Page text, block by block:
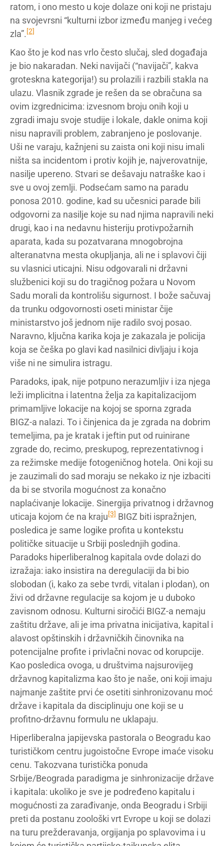
ratom, i ono mesto u koje dolaze oni koji ne pristaju
na svojevrsni “kulturni izbor između manjeg i većeg
zla”. [2]
Kao što je kod nas vrlo često slučaj, sled događaja
je bio nakaradan. Neki navijači (“navijači”, kakva
groteskna kategorija!) su prolazili i razbili stakla na
ulazu. Vlasnik zgrade je rešen da se obračuna sa
ovim izgrednicima: izvesnom broju onih koji u
zgradi imaju svoje studije i lokale, dakle onima koji
nisu napravili problem, zabranjeno je poslovanje.
Uši ne varaju, kažnjeni su zaista oni koji nisu imali
ništa sa incidentom i protiv kojih je, najverovatnije,
nasilje upereno. Stvari se dešavaju natraške kao i
sve u ovoj zemlji. Podsećam samo na paradu
ponosa 2010. godine, kad su učesnici parade bili
odgovorni za nasilje koje su nad njima napravili neki
drugi, kao i na nedavnu histeriju protivpožarnih
aparata, kada su pozatvarana mnogobrojna
alteranatvna mesta okupljanja, ali ne i splavovi čiji
su vlasnici uticajni. Nisu odgovarali ni državni
službenici koji su do tragičnog požara u Novom
Sadu morali da kontrolišu sigurnost. I bože sačuvaj
da trunku odgovornosti oseti ministar čije
ministarstvo još jednom nije radilo svoj posao.
Naravno, ključna karika koja je zakazala je policija
koja se češka po glavi kad nasilnici divljaju i koja
više ni ne simulira istragu.
Paradoks, ipak, nije potpuno nerazumljiv i iza njega
leži implicitna i latentna želja za kapitalizacijom
primamljive lokacije na kojoj se sporna zgrada
BIGZ-a nalazi. To i činjenica da je zgrada na dobrim
temeljima, pa je kratak i jeftin put od ruinirane
zgrade do, recimo, preskupog, reprezentativnog i
za režimske medije fotogeničnog hotela. Oni koji su
je zauzimali do sad moraju se nekako iz nje izbaciti
da bi se stvorila mogućnost za konačno
naplaćivanje lokacije. Sinergija privatnog i državnog
uticaja kojom će na kraju[3] BIGZ biti ispražnjen,
posledica je same logike profita u kontekstu
političke situacije u Srbiji poslednjih godina.
Paradoks hiperliberalnog kapitala ovde dolazi do
izražaja: iako insistira na deregulaciji da bi bio
slobodan (i, kako za sebe tvrdi, vitalan i plodan), on
živi od državne regulacije sa kojom je u duboko
zavisnom odnosu. Kulturni siročići BIGZ-a nemaju
zaštitu države, ali je ima privatna inicijativa, kapital i
alavost opštinskih i državničkih činovnika na
potencijalne profite i privlačni novac od korupcije.
Kao posledica ovoga, u društvima najsurovijeg
državnog kapitalizma kao što je naše, oni koji imaju
najmanje zaštite prvi će osetiti sinhronizovanu moć
države i kapitala da disciplinuju one koji se u
profitno-državnu formulu ne uklapaju.
Hiperliberalna japijevska pastorala o Beogradu kao
turističkom centru jugoistočne Evrope imaće visoku
cenu. Takozvana turistička ponuda
Srbije/Beograda paradigma je sinhronizacije države
i kapitala: ukoliko je sve je podređeno kapitalu i
mogućnosti za zarađivanje, onda Beogradu i Srbiji
preti da postanu zoološki vrt Evrope u koji se dolazi
na turu prežderavanja, orgijanja po splavovima i u